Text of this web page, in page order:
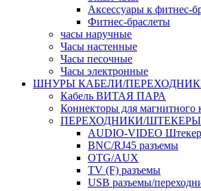
Аксессуары к фитнес-
Фитнес-браслеты
часы наручные
Часы настенные
Часы песочные
Часы электронные
ШНУРЫ КАБЕЛИ/
Кабель ВИТАЯ ПАРА
Коннекторы для магнитного
ПЕРЕХОДНИКИ/ШТЕКЕРЫ
AUDIO-VIDEO
BNC/RJ45 разъемы
OTG/AUX
TV (F) разъемы
USB разъемы/